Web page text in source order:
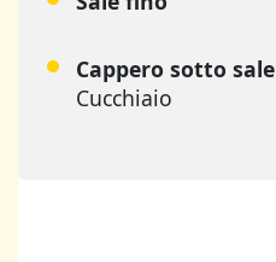
Cappero sotto sale
Cucchiaio